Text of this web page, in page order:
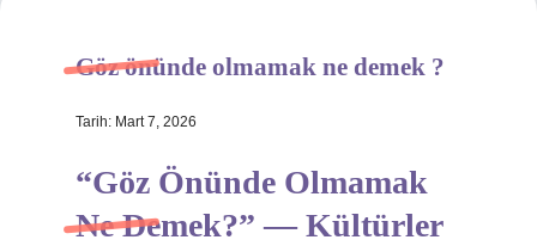
Hakkımızda
Göz önünde olmamak ne demek ?
Tarih: Mart 7, 2026
“Göz Önünde Olmamak
Ne Demek?” — Kültürler